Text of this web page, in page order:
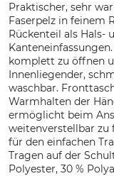
Praktischer, sehr
Faserpelz in feinem
Rückenteil als Hals-
komplett zu öffnen
Innenliegender,
waschbar.
Warmhalten der
ermöglicht beim
weitenverstellbar zu
für den einfachen
Tragen auf der
Polyester, 30 %